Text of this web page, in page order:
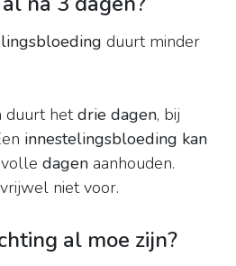
duurt minder
duurt hetdrie dagen, bij
innestelingsbloeding kan
volle dagen aanhouden.
niet voor.
al moe zijn?